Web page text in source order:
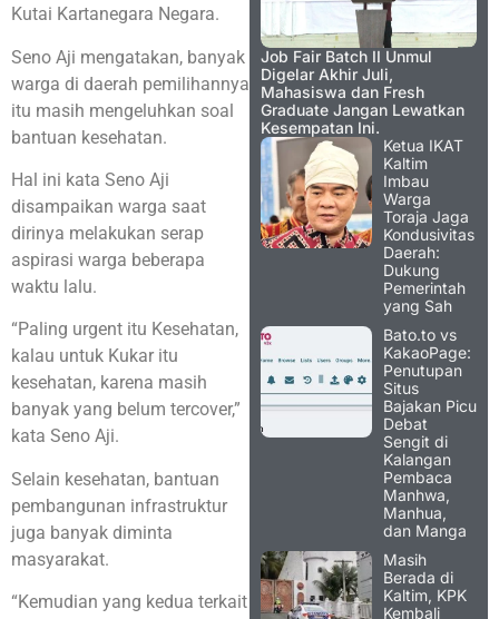
Kutai Kartanegara Negara.
Seno Aji mengatakan, banyak
warga di daerah pemilihannya
itu masih mengeluhkan soal
bantuan kesehatan.
Hal ini kata Seno Aji
disampaikan warga saat
dirinya melakukan serap
aspirasi warga beberapa
waktu lalu.
“Paling urgent itu Kesehatan,
kalau untuk Kukar itu
kesehatan, karena masih
banyak yang belum tercover,”
kata Seno Aji.
Selain kesehatan, bantuan
pembangunan infrastruktur
juga banyak diminta
masyarakat.
“Kemudian yang kedua terkait
Job Fair Batch II Unmul
Digelar Akhir Juli,
Mahasiswa dan Fresh
Graduate Jangan Lewatkan
Kesempatan Ini.
Ketua IKAT
Kaltim
Imbau
Warga
Toraja Jaga
Kondusivitas
Daerah:
Dukung
Pemerintah
yang Sah
Bato.to vs
KakaoPage:
Penutupan
Situs
Bajakan Picu
Debat
Sengit di
Kalangan
Pembaca
Manhwa,
Manhua,
dan Manga
Masih
Berada di
Kaltim, KPK
Kembali